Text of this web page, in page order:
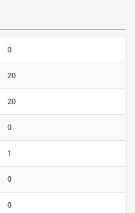
0
20
20
0
1
0
0